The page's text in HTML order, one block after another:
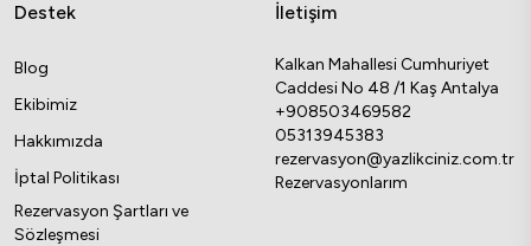
Destek
Blog
Ekibimiz
Hakkımızda
İptal Politikası
Rezervasyon Şartları ve
Sözleşmesi
İletişim
Kalkan Mahallesi Cumhuriyet
Caddesi No 48 /1 Kaş Antalya
+908503469582
05313945383
rezervasyon@yazlikciniz.com.tr
Rezervasyonlarım